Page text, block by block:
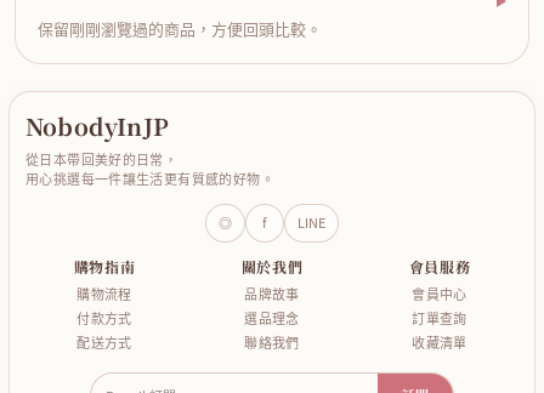
保留剛剛瀏覽過的商品，方便回頭比較。
NobodyInJP
從日本帶回美好的日常，
用心挑選每一件讓生活更有質感的好物。
◎ f LINE
購物指南
購物流程
付款方式
配送方式
關於我們
品牌故事
選品理念
聯絡我們
會員服務
會員中心
訂單查詢
收藏清單